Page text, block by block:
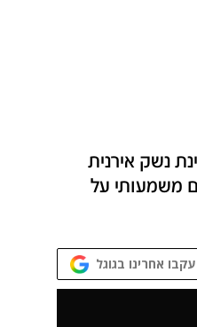
נשק אירנית
משמעותי על
עקבו אחרינו בגוגל